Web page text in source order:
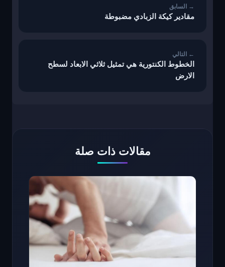
مقادير كيكة الزبادي مضبوطة
الخطوط الكنتورية هي تمثيل ثلاثي الابعاد لسطح
الارض
مقالات ذات صلة